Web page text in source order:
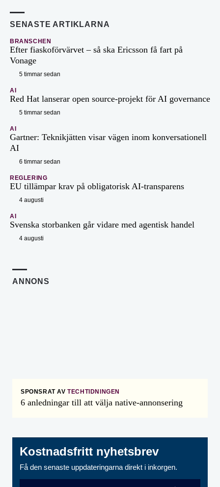
SENASTE ARTIKLARNA
BRANSCHEN
Efter fiaskoförvärvet – så ska Ericsson få fart på
Vonage
5 timmar sedan
AI
Red Hat lanserar open source-projekt för AI governance
5 timmar sedan
AI
Gartner: Teknikjätten visar vägen inom konversationell
AI
6 timmar sedan
REGLERING
EU tillämpar krav på obligatorisk AI-transparens
4 augusti
AI
Svenska storbanken går vidare med agentisk handel
4 augusti
ANNONS
SPONSRAT AV TECHTIDNINGEN
6 anledningar till att välja native-annonsering
Kostnadsfritt nyhetsbrev
Få den senaste uppdateringarna direkt i inkorgen.